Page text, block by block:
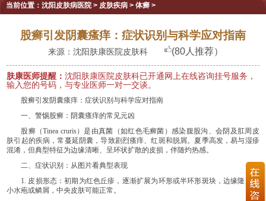
当前位置： 沈阳皮肤病医院> 皮肤疾病> 体癣>
股癣引发阴囊瘙痒：症状识别与科学应对指南
来源：沈阳肤康医院皮肤科 (80人推荐）
肤康医师提醒：沈阳肤康医院皮肤科已开通网上在线咨询挂号服务，
输入您的号码，与专业医师一对一交谈。
股癣引发阴囊瘙痒：症状识别与科学应对指南
一、警惕股癣：阴囊瘙痒的常见元凶
股癣（Tinea cruris）是由真菌（如红色毛癣菌）感染腹股沟、会阴及肛周皮
肤引起的疾病，常蔓延阴囊，导致剧烈瘙痒、红斑和脱屑。夏季高发，易与湿疹
混淆，但典型特征为边缘清晰、呈环状扩散的皮损，伴随灼热感。
二、症状识别：从图片看典型表现
1. 皮损形态：初期为红色丘疹，逐渐扩展为环形或半环形斑块，边缘隆起伴
小水疱或鳞屑，中央皮肤可能正常。